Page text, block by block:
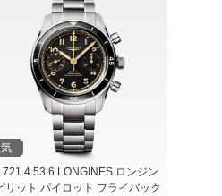
LONGINES ロンジン
リット パイロット フライバック